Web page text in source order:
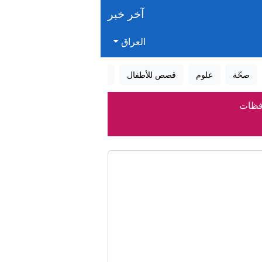
آخر خبر
العراق
صحّة علوم قصص للأطفال
العراقية (واع)